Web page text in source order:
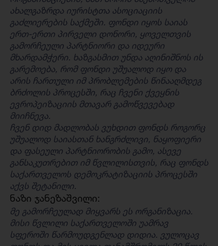
ახალგაზრდა იურისტთა ასოციაციის
გაძლიერების საქმეში. ფონდი იყოს საიას
ერთ-ერთი პირველი დონორი, ყოველთვის
გამორჩეული პარტნიორი და იდეური
მხარდამჭერი. ხაზგასმით უნდა აღინიშნოს ის
გარემოება, რომ ფონდი უშუალოდ იყო და
არის ჩართული იმ პრობლემების წინააღმდეგ
ბრძოლის პროცესში, რაც ჩვენი ქვეყნის
ევროპეიზაციის მთავარ გამოწვევებად
მიიჩნევა.
ჩვენ დიდ მადლობას ვუხდით ფონდს როგორც
უშუალოდ საიასთან ხანგრძლივი, ნაყოფიერი
და ფასეული პარტნიორობის გამო, ასევე
განსაკუთრებით იმ წვლილისთვის, რაც ფონდს
საქართველოს დემოკრატიზაციის პროცესში
აქვს შეტანილი.
ნაზი ჯანეზაშვილი:
მე გამორჩეულად მიყვარს ეს ორგანიზაცია.
მისი წვლილი საქართველოში უამრავ
სფეროში წარმოუდგენლად დიდია. ვულოცავ